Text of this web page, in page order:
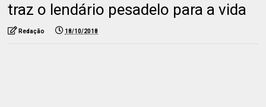
traz o lendário pesadelo para a vida
Redação 18/10/2018